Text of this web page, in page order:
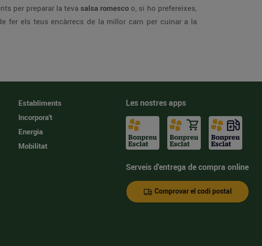
per preparar la teva salsa romesco o, si ho prefereixes,
fer els teus encàrrecs de la millor carn per cuinar a la
Establiments
Incorpora't
Energia
Mobilitat
Les nostres apps
Serveis d'entrega de compra online
Comprovar el codi postal